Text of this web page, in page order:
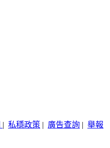
| 私穩政策 | 廣告查詢 | 舉報